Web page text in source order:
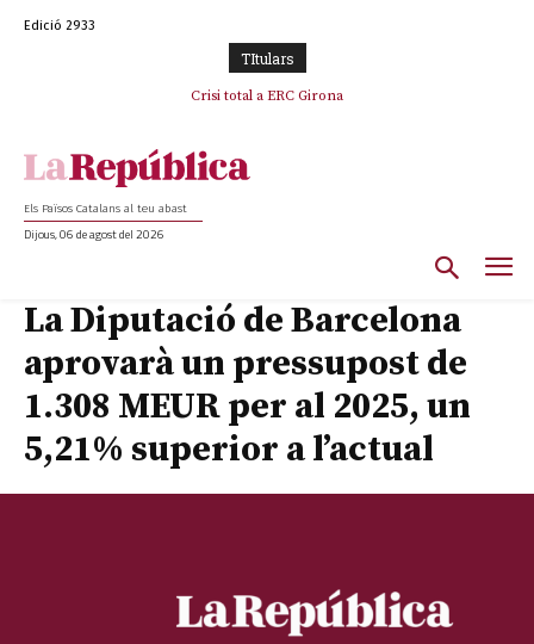
Edició 2933
TItulars
Crisi total a ERC Girona
L’abandonament de les seleccions catalanes per part de la UFEC
Els Països Catalans al teu abast
Dijous, 06 de agost del 2026
La Diputació de Barcelona
aprovarà un pressupost de
1.308 MEUR per al 2025, un
5,21% superior a l’actual